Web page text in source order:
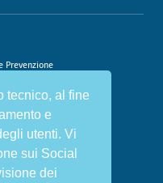
tecnico, al fine
e
utenti. Vi
sui Social
dei
Prevenzione
scientifica
del dottore